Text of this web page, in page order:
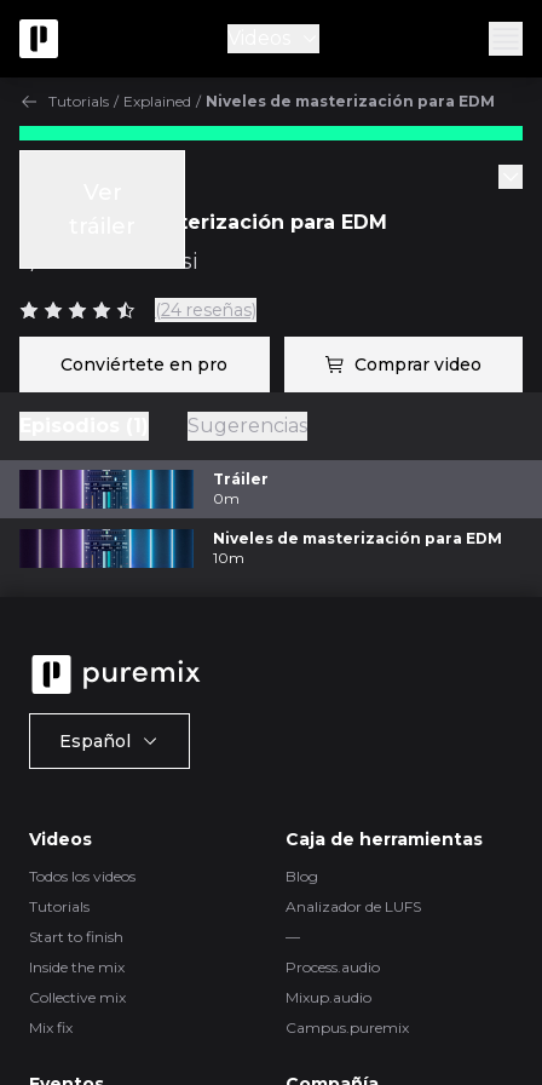
Tutorials / Explained / Niveles de masterización para EDM
Niveles de masterización para EDM
Luca Pretolesi
(24 reseñas)
Conviértete en pro Comprar video
Sugerencias
Tráiler
0m
Niveles de masterización para EDM
10m
Español
Videos
Todos los videos
Tutorials
Start to finish
Inside the mix
Collective mix
Mix fix
Caja de herramientas
Blog
Analizador de LUFS
—
Process.audio
Mixup.audio
Campus.puremix